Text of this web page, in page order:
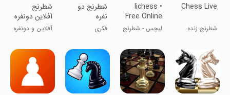
Chess Live
شطرنج زنده
lichess •
Free Online
Chess
لیچس - شطرنج
شطرنج دو
نفره
فکری
شطرنج
آفلاین دونفره
آفلاین و دونفره